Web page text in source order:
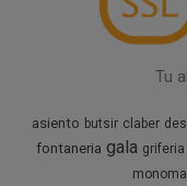
Tu
asiento butsir claber
fontaneria gala griferia